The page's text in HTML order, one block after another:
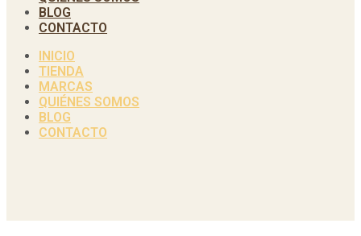
BLOG
CONTACTO
INICIO
TIENDA
MARCAS
QUIÉNES SOMOS
BLOG
CONTACTO